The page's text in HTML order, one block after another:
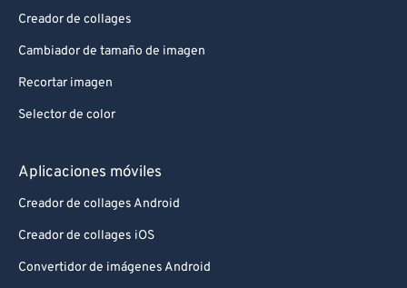
Creador de collages
Cambiador de tamaño de imagen
Recortar imagen
Selector de color
Aplicaciones móviles
Creador de collages Android
Creador de collages iOS
Convertidor de imágenes Android